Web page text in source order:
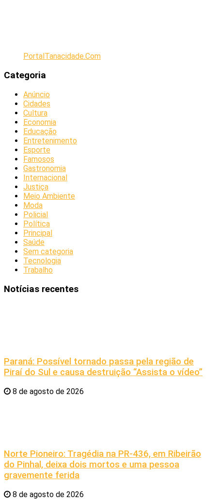
PortalTanacidade.Com
Categoria
Anúncio
Cidades
Cultura
Economia
Educação
Entretenimento
Esporte
Famosos
Gastronomia
Internacional
Justiça
Meio Ambiente
Moda
Policial
Política
Principal
Saúde
Sem categoria
Tecnologia
Trabalho
Notícias recentes
Paraná: Possível tornado passa pela região de
Piraí do Sul e causa destruição “Assista o vídeo”
8 de agosto de 2026
Norte Pioneiro: Tragédia na PR-436, em Ribeirão
do Pinhal, deixa dois mortos e uma pessoa
gravemente ferida
8 de agosto de 2026